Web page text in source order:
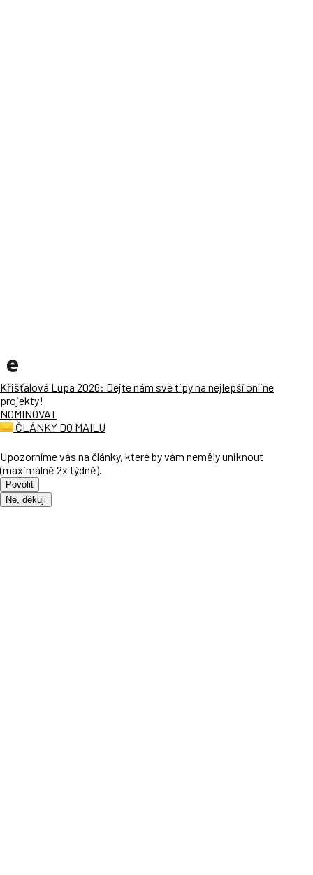
Křišťálová Lupa 2026: Dejte nám své tipy na nejlepší online
projekty!
NOMINOVAT
ČLÁNKY DO MAILU
Upozorníme vás na články, které by vám neměly uniknout
(maximálně 2x týdně).
Povolit
Ne, děkuji